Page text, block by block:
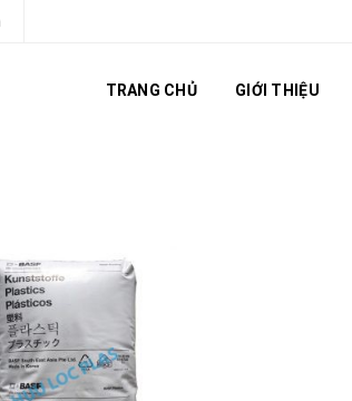
TRANG CHỦ GIỚI THIỆU